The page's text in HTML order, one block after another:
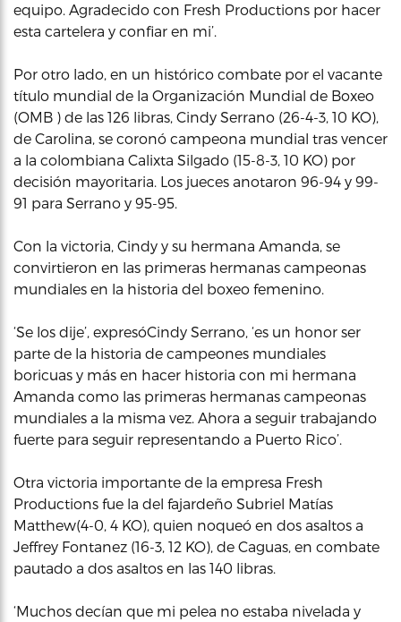
equipo. Agradecido con Fresh Productions por hacer
esta cartelera y confiar en mi’.
Por otro lado, en un histórico combate por el vacante
título mundial de la Organización Mundial de Boxeo
(OMB ) de las 126 libras, Cindy Serrano (26-4-3, 10 KO),
de Carolina, se coronó campeona mundial tras vencer
a la colombiana Calixta Silgado (15-8-3, 10 KO) por
decisión mayoritaria. Los jueces anotaron 96-94 y 99-
91 para Serrano y 95-95.
Con la victoria, Cindy y su hermana Amanda, se
convirtieron en las primeras hermanas campeonas
mundiales en la historia del boxeo femenino.
‘Se los dije’, expresóCindy Serrano, ‘es un honor ser
parte de la historia de campeones mundiales
boricuas y más en hacer historia con mi hermana
Amanda como las primeras hermanas campeonas
mundiales a la misma vez. Ahora a seguir trabajando
fuerte para seguir representando a Puerto Rico’.
Otra victoria importante de la empresa Fresh
Productions fue la del fajardeño Subriel Matías
Matthew(4-0, 4 KO), quien noqueó en dos asaltos a
Jeffrey Fontanez (16-3, 12 KO), de Caguas, en combate
pautado a dos asaltos en las 140 libras.
‘Muchos decían que mi pelea no estaba nivelada y